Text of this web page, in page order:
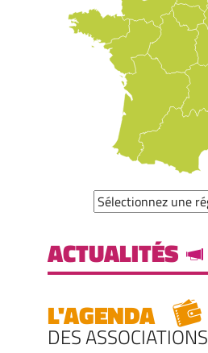
ACTUALITÉS
L'AGENDA
DES ASSOCIATIONS